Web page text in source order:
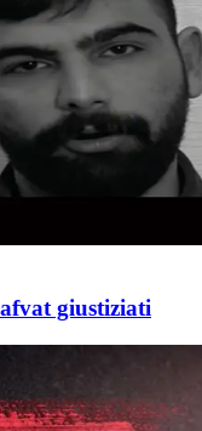
giustiziati